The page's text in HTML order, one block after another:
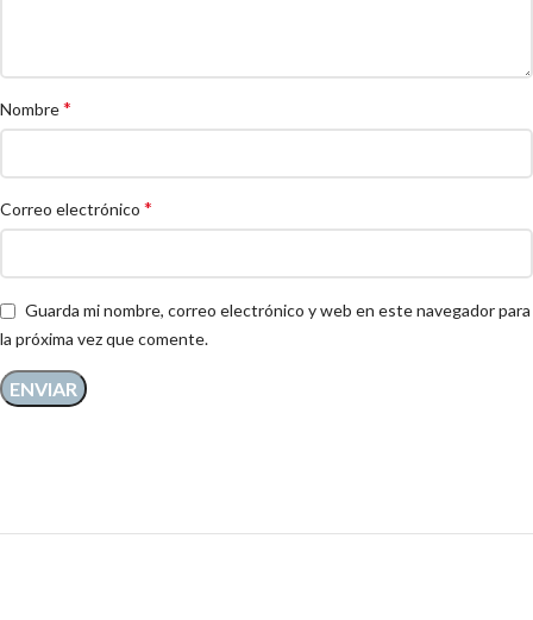
Nombre*
Correo electrónico *
Guarda mi nombre, correo electrónico y web en este navegador para
la próxima vez que comente.